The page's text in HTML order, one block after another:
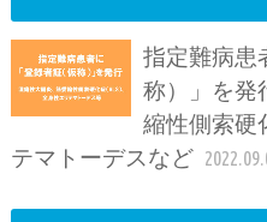
指定難病患
称）」を発
縮性側索硬
テマトーデスなど